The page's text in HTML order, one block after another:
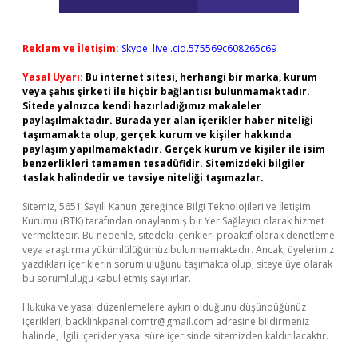
Reklam ve İletişim: Skype: live:.cid.575569c608265c69
Yasal Uyarı: Bu internet sitesi, herhangi bir marka, kurum
veya şahıs şirketi ile hiçbir bağlantısı bulunmamaktadır.
Sitede yalnızca kendi hazırladığımız makaleler
paylaşılmaktadır. Burada yer alan içerikler haber niteliği
taşımamakta olup, gerçek kurum ve kişiler hakkında
paylaşım yapılmamaktadır. Gerçek kurum ve kişiler ile isim
benzerlikleri tamamen tesadüfidir. Sitemizdeki bilgiler
taslak halindedir ve tavsiye niteliği taşımazlar.
Sitemiz, 5651 Sayılı Kanun gereğince Bilgi Teknolojileri ve İletişim
Kurumu (BTK) tarafından onaylanmış bir Yer Sağlayıcı olarak hizmet
vermektedir. Bu nedenle, sitedeki içerikleri proaktif olarak denetleme
veya araştırma yükümlülüğümüz bulunmamaktadır. Ancak, üyelerimiz
yazdıkları içeriklerin sorumluluğunu taşımakta olup, siteye üye olarak
bu sorumluluğu kabul etmiş sayılırlar.
Hukuka ve yasal düzenlemelere aykırı olduğunu düşündüğünüz
içerikleri, backlinkpanelicomtr@gmail.com adresine bildirmeniz
halinde, ilgili içerikler yasal süre içerisinde sitemizden kaldırılacaktır.